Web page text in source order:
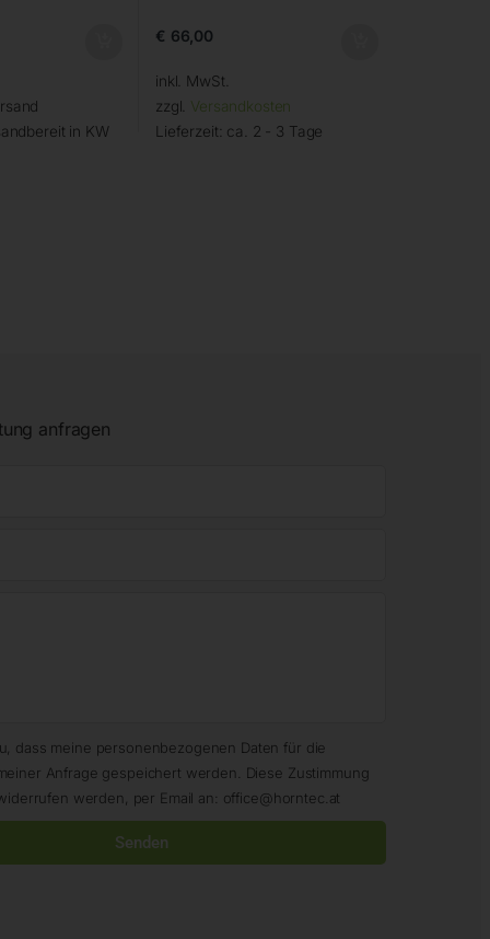
in KW
€ 66,00
inkl. MwSt.
zzgl. Versandkosten
Lieferzeit: ca. 2 - 3 Tage
anfragen
dass meine personenbezogenen Daten für die
Anfrage gespeichert werden. Diese Zustimmung
werden, per Email an: office@horntec.at
Senden